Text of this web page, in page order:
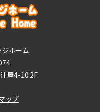
ホーム
屋4-10 2F
ップ